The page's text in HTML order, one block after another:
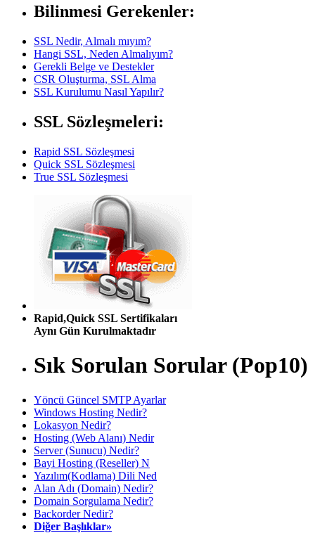
Bilinmesi Gerekenler:
SSL Nedir, Almalı mıyım?
Hangi SSL, Neden Almalıyım?
Gerekli Belge ve Destekler
CSR Oluşturma, SSL Alma
SSL Kurulumu Nasıl Yapılır?
SSL Sözleşmeleri:
Rapid SSL Sözleşmesi
Quick SSL Sözleşmesi
True SSL Sözleşmesi
Rapid,Quick SSL Sertifikaları
Aynı Gün Kurulmaktadır
Sık Sorulan Sorular (Pop10)
Yöncü Güncel SMTP Ayarlar
Windows Hosting Nedir?
Lokasyon Nedir?
Hosting (Web Alanı) Nedir
Server (Sunucu) Nedir?
Bayi Hosting (Reseller) N
Yazılım(Kodlama) Dili Ned
Alan Adı (Domain) Nedir?
Domain Sorgulama Nedir?
Backorder Nedir?
Diğer Başlıklar»